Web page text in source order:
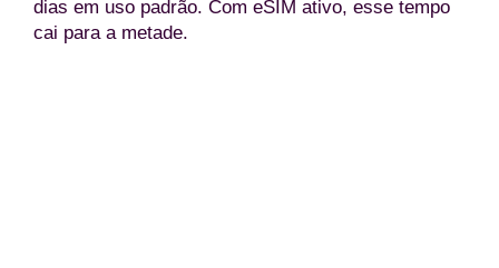
dias em uso padrão. Com eSIM ativo, esse tempo
cai para a metade.